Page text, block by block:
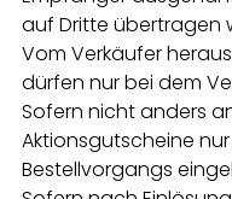
auf Dritte übertragen
Vom Verkäufer
dürfen nur bei dem
Sofern nicht anders
Aktionsgutscheine
Bestellvorgangs